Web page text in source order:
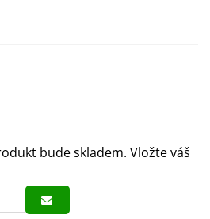
bude skladem. Vložte váš